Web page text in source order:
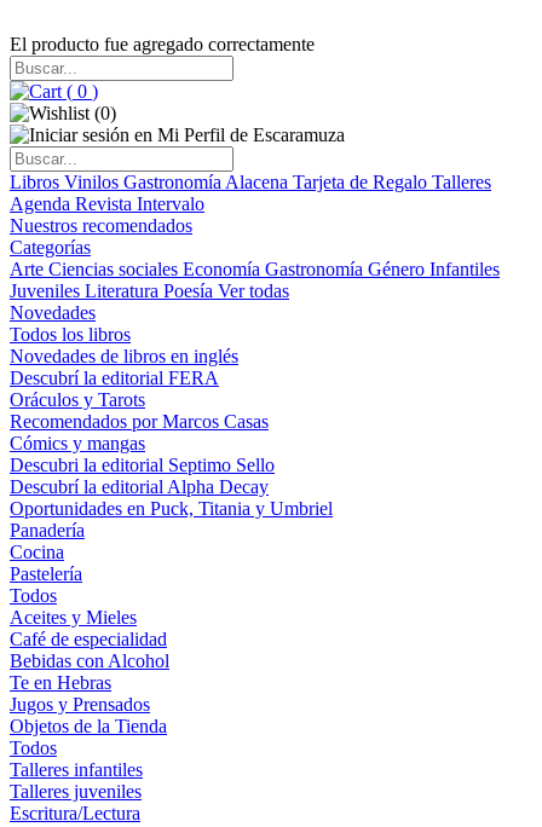
El producto fue agregado correctamente
( 0 )
(0)
Libros Vinilos Gastronomía Alacena Tarjeta de Regalo Talleres
Agenda Revista Intervalo
Nuestros recomendados
Categorías
Arte Ciencias sociales Economía Gastronomía Género Infantiles
Juveniles Literatura Poesía Ver todas
Novedades
Todos los libros
Novedades de libros en inglés
Descubrí la editorial FERA
Oráculos y Tarots
Recomendados por Marcos Casas
Cómics y mangas
Descubri la editorial Septimo Sello
Descubrí la editorial Alpha Decay
Oportunidades en Puck, Titania y Umbriel
Panadería
Cocina
Pastelería
Todos
Aceites y Mieles
Café de especialidad
Bebidas con Alcohol
Te en Hebras
Jugos y Prensados
Objetos de la Tienda
Todos
Talleres infantiles
Talleres juveniles
Escritura/Lectura